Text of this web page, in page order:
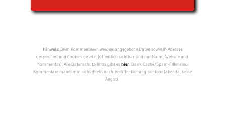
Hinweis:Beim Kommentieren werden angegebene Daten sowie IP-Adresse
gespeichert und Cookies gesetzt (öffentlich sichtbar sind nur Name, Website und
Kommentar). Alle Datenschutz-Infos gibt eshier. Dank Cache/Spam-Filter sind
Kommentare manchmal nicht direkt nach Veröffentlichung sichtbar (aber da, keine
Angst).